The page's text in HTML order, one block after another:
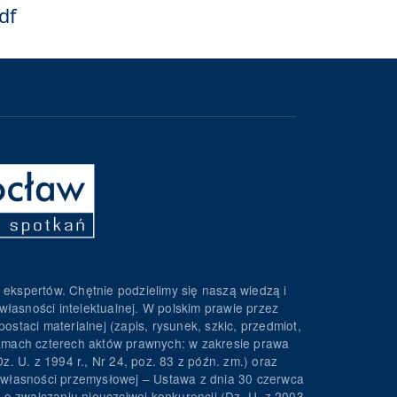
Chętnie podzielimy się naszą wiedzą i
intelektualnej. W polskim prawie przez
materialnej (zapis, rysunek, szkic, przedmiot,
czterech aktów prawnych: w zakresie prawa
U. z 1994 r., Nr 24, poz. 83 z późn. zm.) oraz
przemysłowej – Ustawa z dnia 30 czerwca